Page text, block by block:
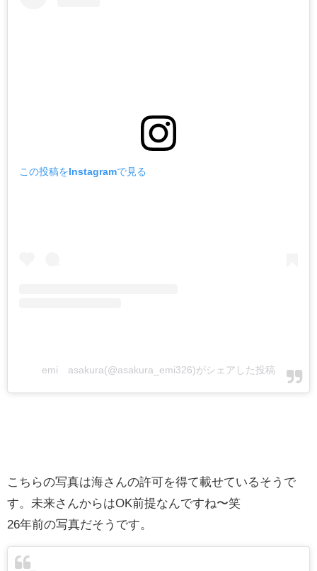
この投稿をInstagramで見る
emi asakura(@asakura_emi326)がシェアした投稿
こちらの写真は海さんの許可を得て載せているそうで
す。未来さんからはOK前提なんですね〜笑
26年前の写真だそうです。